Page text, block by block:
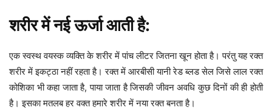
शरीर में नई ऊर्जा आती है:
एक स्वस्थ वयस्क व्यक्ति के शरीर में पांच लीटर जितना खून होता है। परंतु यह रक्त
शरीर में इकट्ठा नहीं रहता है। रक्त में आरबीसी यानी रेड ब्लड सेल जिसे लाल रक्त
कोशिका भी कहा जाता है, पाया जाता है जिसकी जीवन अवधि कुछ दिनों की ही होती
है। इसका मतलब हर वक्त हमारे शरीर में नया रक्त बनता है।